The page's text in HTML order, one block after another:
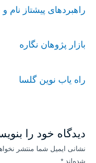
راهبردهای پیشتاز نام
بازار پژوهان نگاره
راه یاب نوین گلسا
دیدگاه‌ خود را
نشانی ایمیل شما منتشر
شده‌اند*